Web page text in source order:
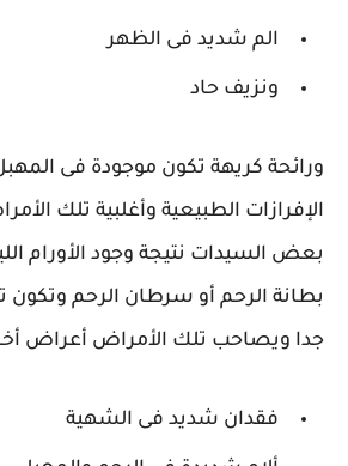
الم شديد فى الظهر
ونزيف حاد
ورائحة كريهة تكون موجودة فى
الإفرازات الطبيعية وأغلبية تلك
بعض السيدات نتيجة وجود الأورام
بطانة الرحم أو سرطان الرحم وتكون
جدا ويصاحب تلك الأمراض أعراض
فقدان شديد فى الشهية